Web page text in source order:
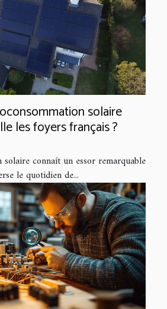
solaire
les foyers français ?
connaît un essor remarquable
le quotidien de...